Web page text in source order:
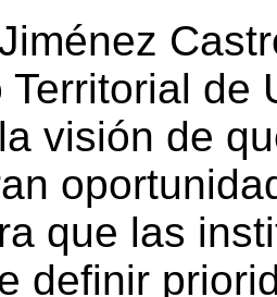
Territorial de
visión de
que las
definir